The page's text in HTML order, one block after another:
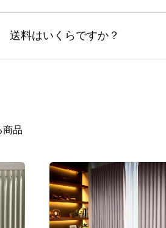
送料はいくらですか？
商品